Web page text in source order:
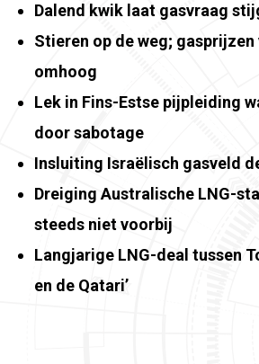
Dalend kwik laat gasvraag
Stieren op de weg; gasprijzen
omhoog
Lek in Fins-Estse pijpleiding
door sabotage
Insluiting Israëlisch gasveld
Dreiging Australische LNG-
steeds niet voorbij
Langjarige LNG-deal tussen
en de Qatari’